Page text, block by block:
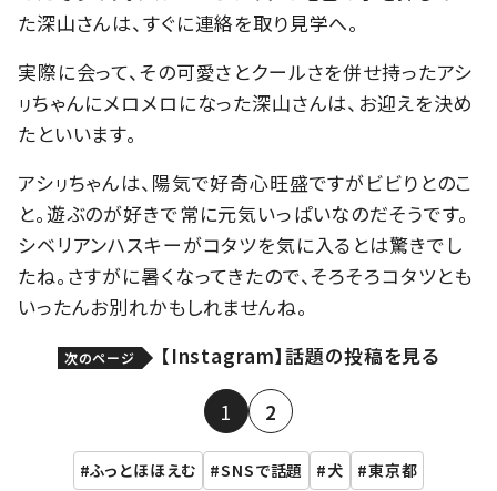
た深山さんは、すぐに連絡を取り見学へ。
実際に会って、その可愛さとクールさを併せ持ったアシ
ㇼちゃんにメロメロになった深山さんは、お迎えを決め
たといいます。
アシㇼちゃんは、陽気で好奇心旺盛ですがビビりとのこ
と。遊ぶのが好きで常に元気いっぱいなのだそうです。
シベリアンハスキーがコタツを気に入るとは驚きでし
たね。さすがに暑くなってきたので、そろそろコタツとも
いったんお別れかもしれませんね。
次のページ 【Instagram】話題の投稿を見る
1 2
ふっとほほえむ SNSで話題 犬 東京都